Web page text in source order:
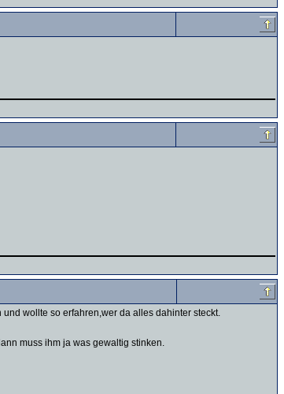
wollte so erfahren,wer da alles dahinter steckt.
muss ihm ja was gewaltig stinken.